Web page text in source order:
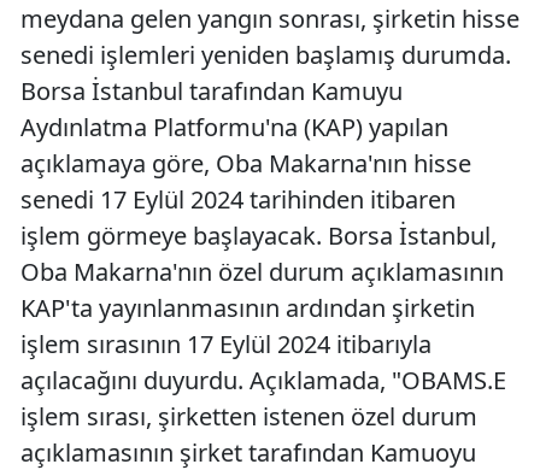
meydana gelen yangın sonrası, şirketin hisse
senedi işlemleri yeniden başlamış durumda.
Borsa İstanbul tarafından Kamuyu
Aydınlatma Platformu'na (KAP) yapılan
açıklamaya göre, Oba Makarna'nın hisse
senedi 17 Eylül 2024 tarihinden itibaren
işlem görmeye başlayacak. Borsa İstanbul,
Oba Makarna'nın özel durum açıklamasının
KAP'ta yayınlanmasının ardından şirketin
işlem sırasının 17 Eylül 2024 itibarıyla
açılacağını duyurdu. Açıklamada, "OBAMS.E
işlem sırası, şirketten istenen özel durum
açıklamasının şirket tarafından Kamuoyu